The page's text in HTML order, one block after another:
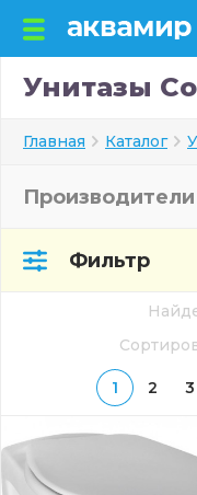
Унитазы
Главная Каталог
Производители
Фильтр
1 2 3